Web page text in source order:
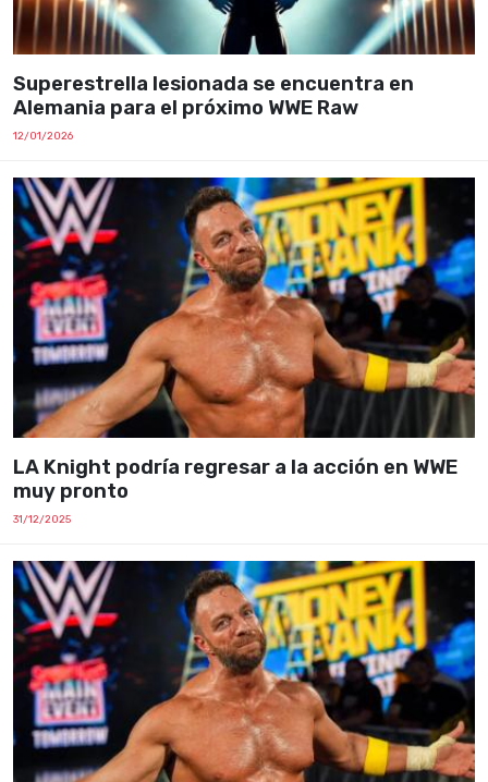
Superestrella lesionada se encuentra en
Alemania para el próximo WWE Raw
12/01/2026
LA Knight podría regresar a la acción en WWE
muy pronto
31/12/2025